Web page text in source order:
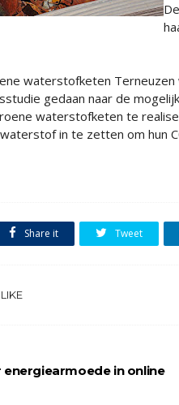
waterstofketen
gedaan naar de
waterstofketen te
in te zetten om hun
Share it Tweet
energiearmoede in online